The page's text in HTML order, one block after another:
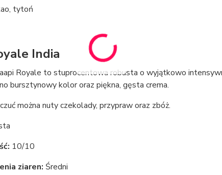
tytoń
India
Royale to stuprocentowa robusta o wyjątkowo
bursztynowy kolor oraz piękna, gęsta crema.
można nuty czekolady, przypraw oraz zbóż.
10/10
ziaren: Średni